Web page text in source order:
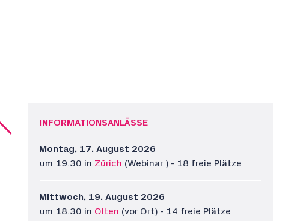
INFORMATIONSANLÄSSE
Montag, 17. August 2026
um 19.30 in Zürich (Webinar ) - 18 freie Plätze
Mittwoch, 19. August 2026
um 18.30 in Olten (vor Ort) - 14 freie Plätze